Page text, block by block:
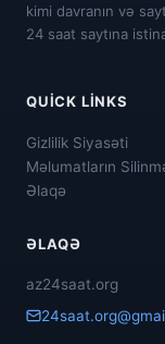
kimi davranın və
24 saat saytına
QUICK LINKS
Gizlilik Siyasəti
Məlumatların
Əlaqə
ƏLAQƏ
az24saat.org